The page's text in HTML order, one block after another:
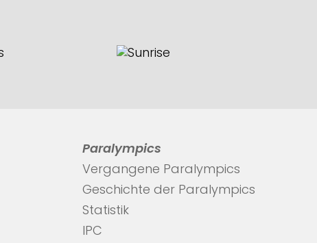
Paralympics
Vergangene Paralympics
Geschichte der Paralympics
Statistik
IPC